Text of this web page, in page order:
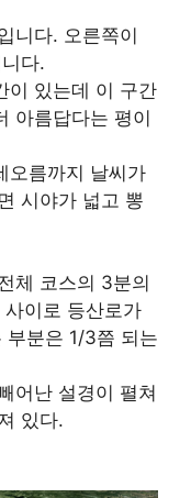
니다. 오른쪽이
다.
이 있는데 이 구간
아름답다는 평이
오름까지 날씨가
시야가 넓고 뽕
체 코스의 3분의
이로 등산로가
부분은 1/3쯤 되는
어난 설경이 펼쳐
있다.